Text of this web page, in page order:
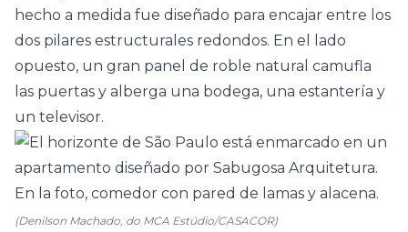
hecho a medida fue diseñado para encajar entre los
dos pilares estructurales redondos. En el lado
opuesto, un gran panel de roble natural camufla
las puertas y alberga una bodega, una estantería y
un televisor.
(Denilson Machado, do MCA Estúdio/CASACOR)